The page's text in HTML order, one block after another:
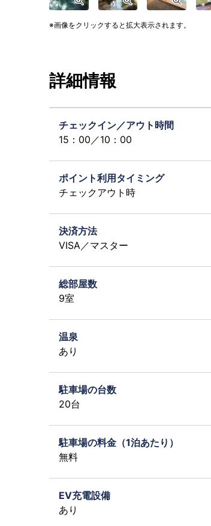
画像をクリックすると拡大表示されます。
詳細情報
チェックイン／アウト時間
15：00／10：00
ポイント利用タイミング
チェックアウト時
決済方法
VISA／マスター
総部屋数
9室
温泉
あり
駐車場の台数
20台
駐車場の料金（1泊あたり）
無料
EV充電設備
あり